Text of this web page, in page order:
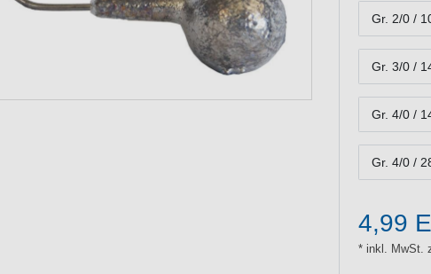
Gr. 2/0 /
Gr. 3/0 /
Gr. 4/0 /
Gr. 4/0 /
4,99
* inkl. MwSt.